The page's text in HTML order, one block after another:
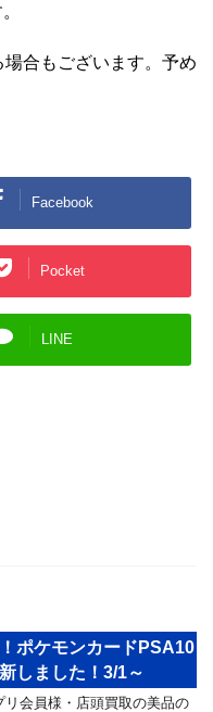
合もございます。予め
Facebook
Pocket
LINE
ポケモンカードPSA10
しました！3/1～
会員様・店頭買取の美品の